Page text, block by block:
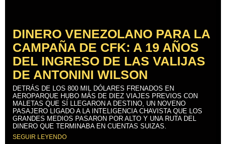
DINERO VENEZOLANO PARA LA
CAMPAÑA DE CFK: A 19 AÑOS
DEL INGRESO DE LAS VALIJAS
DE ANTONINI WILSON
DETRÁS DE LOS 800 MIL DÓLARES FRENADOS EN
AEROPARQUE HUBO MÁS DE DIEZ VIAJES PREVIOS CON
MALETAS QUE SÍ LLEGARON A DESTINO, UN NOVENO
PASAJERO LIGADO A LA INTELIGENCIA CHAVISTA QUE LOS
GRANDES MEDIOS PASARON POR ALTO Y UNA RUTA DEL
DINERO QUE TERMINABA EN CUENTAS SUIZAS.
SEGUIR LEYENDO